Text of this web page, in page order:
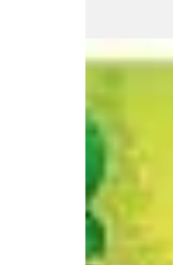
Liens